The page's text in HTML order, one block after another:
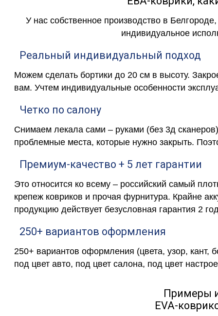
У нас собственное производство в
индивидуальное
Реальный индивидуальный подход
Можем сделать бортики до 20 см в высоту.
вам. Учтем индивидуальные особенности
Четко по салону
Снимаем лекала сами – руками (без 3д
проблемные места, которые нужно закрыть.
Премиум-качество + 5 лет гарантии
Это относится ко всему – российский самый
крепеж ковриков и прочая фурнитура. Крайне
продукцию действует безусловная гарантия 2
250+ вариантов оформления
250+ вариантов оформления (цвета, узор, кант,
под цвет авто, под цвет салона, под цвет
Примеры
EVA-